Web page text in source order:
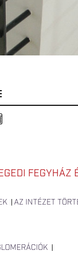
FEGYHÁZ
AZ INTÉZET